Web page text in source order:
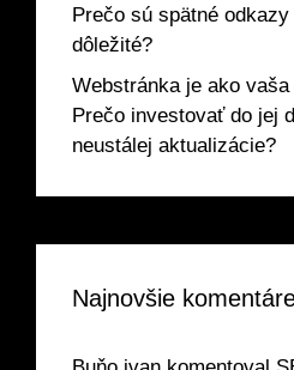
Prečo sú spätné
dôležité?
Webstránka je ako
Prečo investovať do jej
neustálej aktualizácie?
Najnovšie